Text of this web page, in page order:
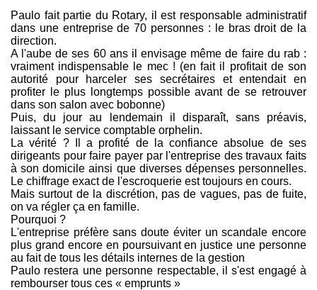
Paulo fait partie du Rotary, il est responsable administratif
dans une entreprise de 70 personnes : le bras droit de la
direction.
A l'aube de ses 60 ans il envisage même de faire du rab :
vraiment indispensable le mec ! (en fait il profitait de son
autorité pour harceler ses secrétaires et entendait en
profiter le plus longtemps possible avant de se retrouver
dans son salon avec bobonne)
Puis, du jour au lendemain il disparaît, sans préavis,
laissant le service comptable orphelin.
La vérité ? Il a profité de la confiance absolue de ses
dirigeants pour faire payer par l'entreprise des travaux faits
à son domicile ainsi que diverses dépenses personnelles.
Le chiffrage exact de l'escroquerie est toujours en cours.
Mais surtout de la discrétion, pas de vagues, pas de fuite,
on va régler ça en famille.
Pourquoi ?
L'entreprise préfère sans doute éviter un scandale encore
plus grand encore en poursuivant en justice une personne
au fait de tous les détails internes de la gestion
Paulo restera une personne respectable, il s'est engagé à
rembourser tous ces « emprunts »